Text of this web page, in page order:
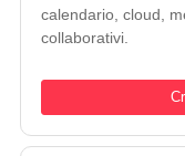
calendario, cloud,
collaborativi.